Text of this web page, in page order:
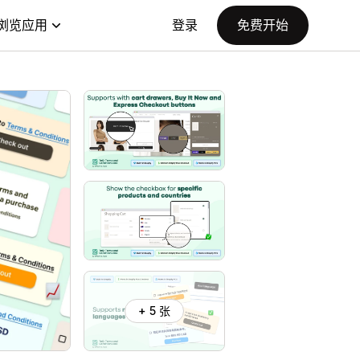
览应用 登录 免费开始
+ 5 张